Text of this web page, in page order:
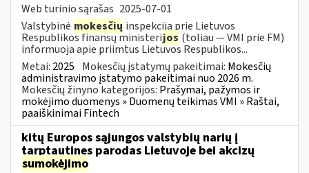
Web turinio sąrašas 2025-07-01
Valstybinė mokesčių inspekcija prie Lietuvos
Respublikos finansų ministerijos (toliau — VMI prie FM)
informuoja apie priimtus Lietuvos Respublikos...
Metai: 2025 Mokesčių įstatymų pakeitimai: Mokesčių
administravimo įstatymo pakeitimai nuo 2026 m.
Mokesčių žinyno kategorijos: Prašymai, pažymos ir
mokėjimo duomenys » Duomenų teikimas VMI » Raštai,
paaiškinimai Fintech
kitų Europos sąjungos valstybių narių į
tarptautines parodas Lietuvoje bei akcizų
sumokėjimo